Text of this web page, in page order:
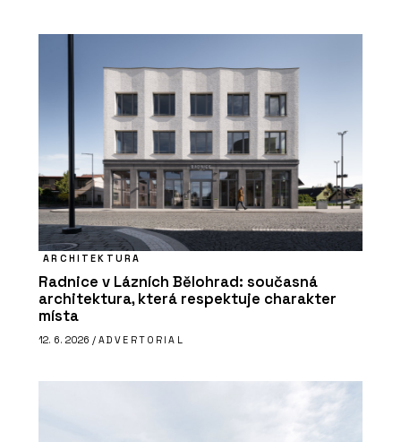
ARCHITEKTURA
Radnice v Lázních Bělohrad: současná
architektura, která respektuje charakter
místa
12. 6. 2026 / ADVERTORIAL